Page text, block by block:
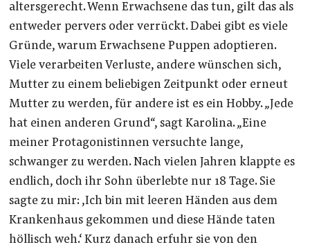
altersgerecht. Wenn Erwachsene das tun, gilt das als
entweder pervers oder verrückt. Dabei gibt es viele
Gründe, warum Erwachsene Puppen adoptieren.
Viele verarbeiten Verluste, andere wünschen sich,
Mutter zu einem beliebigen Zeitpunkt oder erneut
Mutter zu werden, für andere ist es ein Hobby. „Jede
hat einen anderen Grund“, sagt Karolina. „Eine
meiner Protagonistinnen versuchte lange,
schwanger zu werden. Nach vielen Jahren klappte es
endlich, doch ihr Sohn überlebte nur 18 Tage. Sie
sagte zu mir: ‚Ich bin mit leeren Händen aus dem
Krankenhaus gekommen und diese Hände taten
höllisch weh.‘ Kurz danach erfuhr sie von den